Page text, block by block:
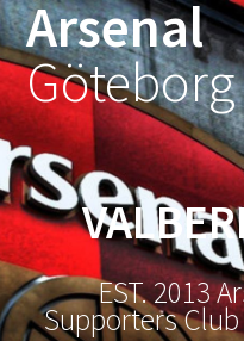
Arsenal
Göteborg
EST. 2013
Supporters